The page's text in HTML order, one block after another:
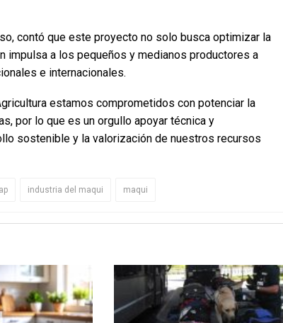
contó que este proyecto no solo busca optimizar la
impulsa a los pequeños y medianos productores a
e internacionales.
estamos comprometidos con potenciar la
por lo que es un orgullo apoyar técnica y
sostenible y la valorización de nuestros recursos
industria del maqui maqui